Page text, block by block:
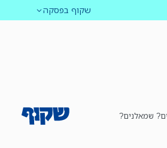
שקוף בפסקה
שמאלנים?